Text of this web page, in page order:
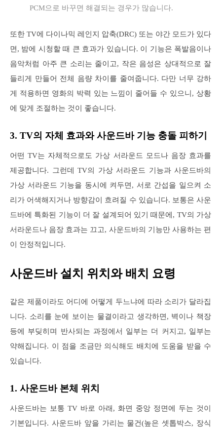
PCM으로 바꾸면 해결되는 경우가 많습니다.
또한 TV에 다이나믹 레인지 압축(DRC) 또는 야간 모드가 있다
면, 밤에 시청할 때 큰 효과가 있습니다. 이 기능은 폭발음이나
음악처럼 아주 큰 소리는 줄이고, 작은 음성은 상대적으로 잘
들리게 만들어 전체 음량 차이를 줄여줍니다. 다만 너무 강하
게 적용하면 영화의 박력 있는 느낌이 줄어들 수 있으니, 상황
에 맞게 조절하는 것이 좋습니다.
3. TV의 자체 효과와 사운드바 기능 충돌 피하기
어떤 TV는 자체적으로도 가상 서라운드 모드나 음장 효과를
제공합니다. 그런데 TV의 가상 서라운드 기능과 사운드바의
가상 서라운드 기능을 동시에 켜두면, 서로 간섭을 일으켜 소
리가 어색해지거나 방향감이 흐려질 수 있습니다. 보통은 사운
드바에 특화된 기능이 더 잘 설계되어 있기 때문에, TV의 가상
서라운드나 음장 효과는 끄고, 사운드바의 기능만 사용하는 편
이 안정적입니다.
사운드바 설치 위치와 배치 요령
같은 제품이라도 어디에 어떻게 두느냐에 따라 소리가 달라집
니다. 소리를 눈에 보이는 물결이라고 생각하면, 벽이나 책장
등에 부딪히며 반사되는 과정에서 일부는 더 커지고, 일부는
약해집니다. 이 점을 조금만 의식해도 배치에 도움을 받을 수
있습니다.
1. 사운드바 본체 위치
사운드바는 보통 TV 바로 아래, 화면 중앙 정면에 두는 것이
기본입니다. 사운드바 앞을 가리는 물건(높은 셋톱박스, 장식